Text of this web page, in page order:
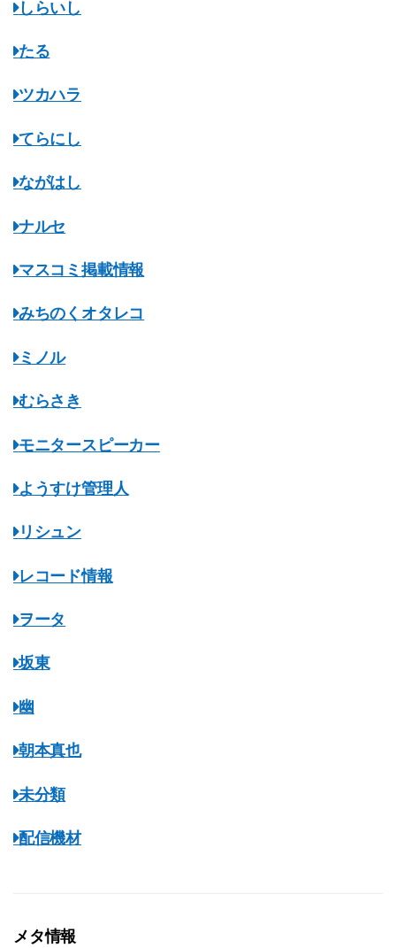
しらいし
たる
ツカハラ
てらにし
ながはし
ナルセ
マスコミ掲載情報
みちのくオタレコ
ミノル
むらさき
モニタースピーカー
ようすけ管理人
リシュン
レコード情報
ヲータ
坂東
幽
朝本真也
未分類
配信機材
メタ情報